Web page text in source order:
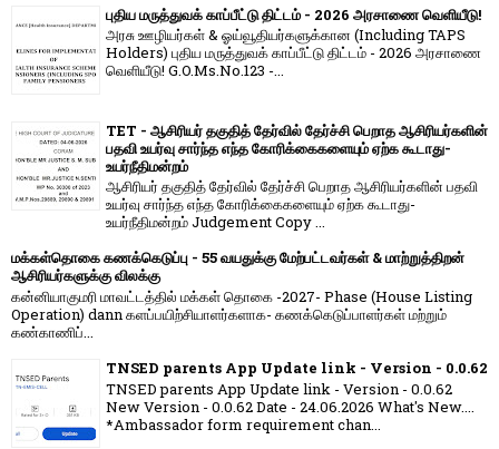
புதிய மருத்துவக் காப்பீட்டு திட்டம் - 2026 அரசாணை வெளியீடு!
அரசு ஊழியர்கள் & ஓய்வூதியர்களுக்கான (Including TAPS
Holders) புதிய மருத்துவக் காப்பீட்டு திட்டம் - 2026 அரசாணை
வெளியீடு! G.O.Ms.No.123 -...
TET - ஆசிரியர் தகுதித் தேர்வில் தேர்ச்சி பெறாத ஆசிரியர்களின்
பதவி உயர்வு சார்ந்த எந்த கோரிக்கைகளையும் ஏற்க கூடாது-
உயர்நீதிமன்றம்
ஆசிரியர் தகுதித் தேர்வில் தேர்ச்சி பெறாத ஆசிரியர்களின் பதவி
உயர்வு சார்ந்த எந்த கோரிக்கைகளையும் ஏற்க கூடாது-
உயர்நீதிமன்றம் Judgement Copy ...
மக்கள்தொகை கணக்கெடுப்பு - 55 வயதுக்கு மேற்பட்டவர்கள் & மாற்றுத்திறன்
ஆசிரியர்களுக்கு விலக்கு
கன்னியாகுமரி மாவட்டத்தில் மக்கள் தொகை -2027- Phase (House Listing
Operation) dann களப்பயிற்சியாளர்களாக- கணக்கெடுப்பாளர்கள் மற்றும்
கண்காணிப்...
TNSED parents App Update link - Version - 0.0.62
TNSED parents App Update link - Version - 0.0.62
New Version - 0.0.62 Date - 24.06.2026 What's New....
*Ambassador form requirement chan...